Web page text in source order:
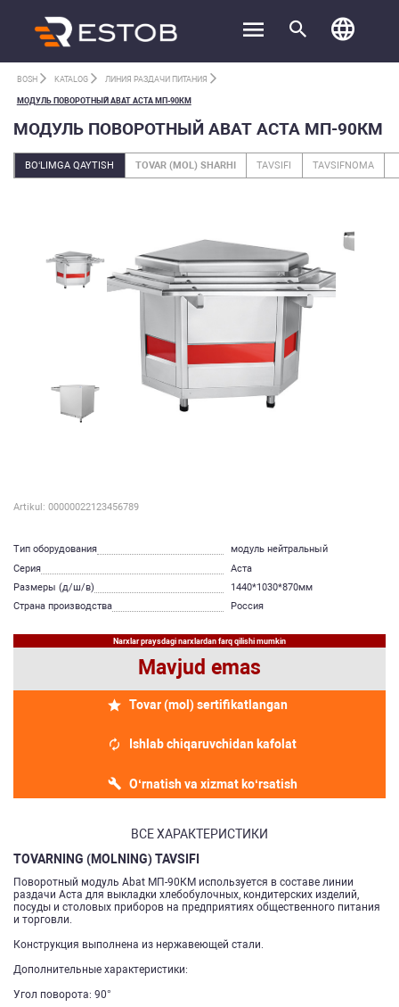
BOSH KATALOG ЛИНИЯ РАЗДАЧИ ПИТАНИЯ
МОДУЛЬ ПОВОРОТНЫЙ ABAT АСТА МП-90КМ
МОДУЛЬ ПОВОРОТНЫЙ ABAT АСТА МП-90КМ
BO‘LIMGA QAYTISH TOVAR (MOL) SHARHI TAVSIFI TAVSIFNOMA
Artikul: 00000022123456789
Тип оборудования
модуль нейтральный
Серия
Аста
Размеры (д/ш/в)
1440*1030*870мм
Страна производства
Россия
Narxlar praysdagi narxlardan farq qilishi mumkin
Mavjud emas
Tovar (mol) sertifikatlangan
Ishlab chiqaruvchidan kafolat
O‘rnatish va xizmat ko‘rsatish
ВСЕ ХАРАКТЕРИСТИКИ
TOVARNING (MOLNING) TAVSIFI
Поворотный модуль​ Abat МП-90КМ используется в составе линии
раздачи Аста для выкладки хлебобулочных, кондитерских изделий,
посуды и столовых приборов на предприятиях общественного питания
и торговли.
Конструкция выполнена из нержавеющей стали.
Дополнительные характеристики:
Угол поворота: 90°